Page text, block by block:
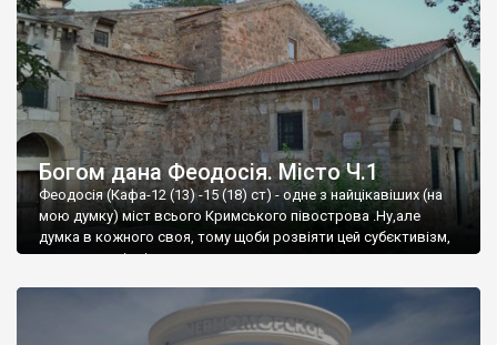
Богом дана Феодосія. Місто Ч.1
Феодосія (Кафа-12 (13) -15 (18) ст) - одне з найцікавіших (на
мою думку) міст всього Кримського півострова .Ну,але
думка в кожного своя, тому щоби розвіяти цей субєктивізм,
запрошую відвідати це